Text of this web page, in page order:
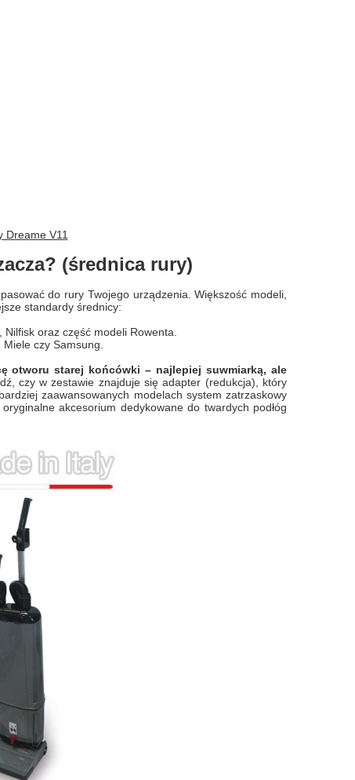
Dreame V11
(średnica rury)
do rury Twojego urządzenia. Większość modeli,
standardy średnicy:
oraz część modeli Rowenta.
czy Samsung.
otworu starej końcówki – najlepiej suwmiarką, ale
czy w zestawie znajduje się adapter (redukcja), który
zaawansowanych modelach system zatrzaskowy
akcesorium dedykowane do twardych podłóg